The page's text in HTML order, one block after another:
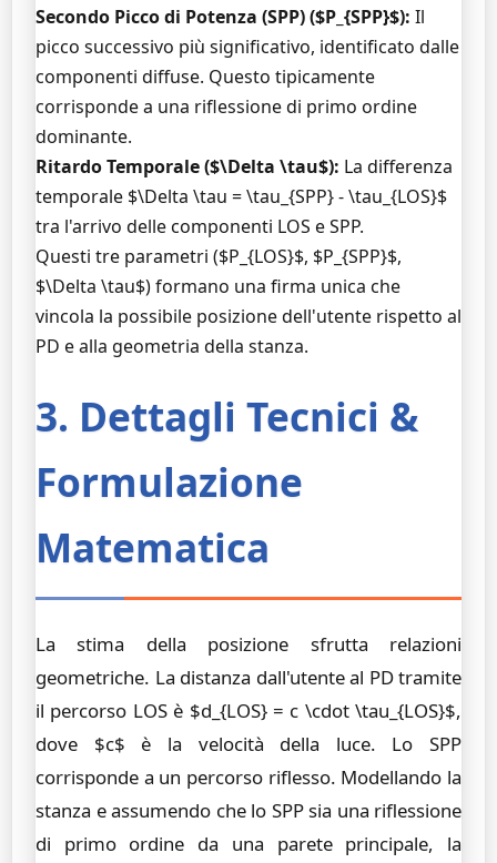
Secondo Picco di Potenza (SPP) ($P_{SPP}$): Il
picco successivo più significativo, identificato dalle
componenti diffuse. Questo tipicamente
corrisponde a una riflessione di primo ordine
dominante.
Ritardo Temporale ($\Delta \tau$): La differenza
temporale $\Delta \tau = \tau_{SPP} - \tau_{LOS}$
tra l'arrivo delle componenti LOS e SPP.
Questi tre parametri ($P_{LOS}$, $P_{SPP}$,
$\Delta \tau$) formano una firma unica che
vincola la possibile posizione dell'utente rispetto al
PD e alla geometria della stanza.
3. Dettagli Tecnici &
Formulazione
Matematica
La stima della posizione sfrutta relazioni
geometriche. La distanza dall'utente al PD tramite
il percorso LOS è $d_{LOS} = c \cdot \tau_{LOS}$,
dove $c$ è la velocità della luce. Lo SPP
corrisponde a un percorso riflesso. Modellando la
stanza e assumendo che lo SPP sia una riflessione
di primo ordine da una parete principale, la